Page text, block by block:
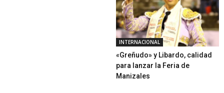
INTERNACIONAL
«Greñudo» y Libardo, calidad
para lanzar la Feria de
Manizales